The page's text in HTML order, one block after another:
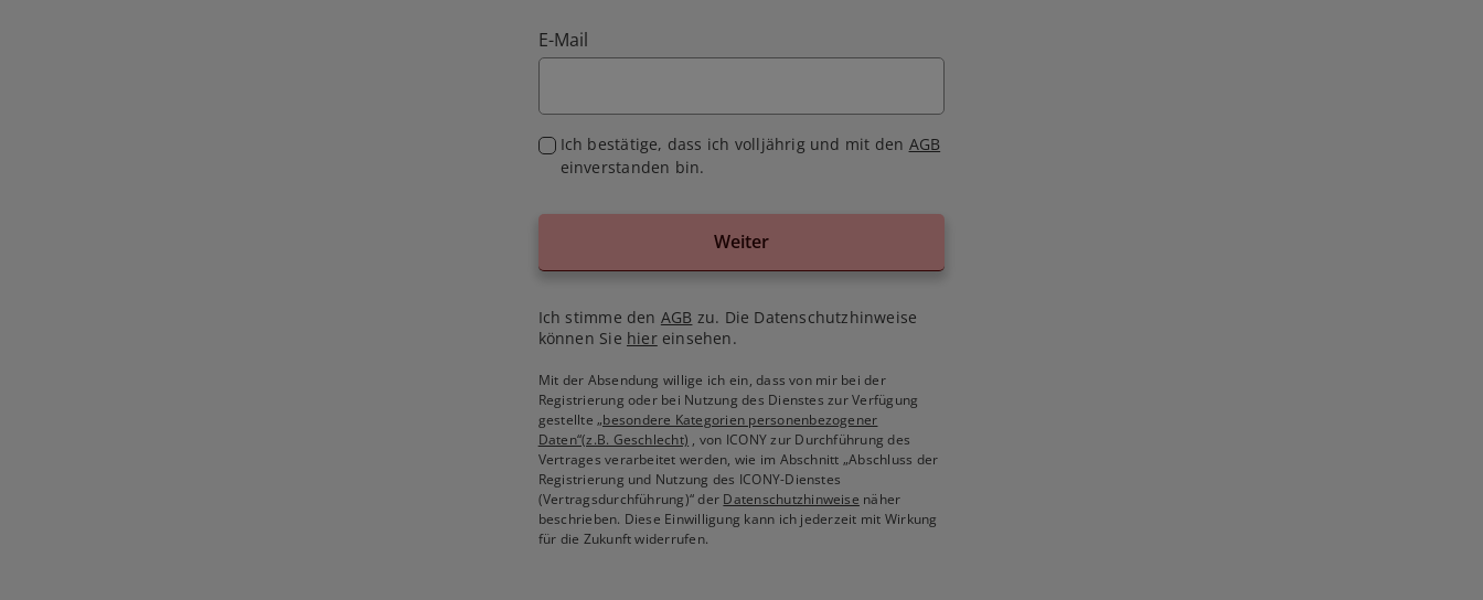
E-Mail
Ich bestätige, dass ich volljährig und mit den AGB
einverstanden bin.
Weiter
Ich stimme den AGB zu. Die Datenschutzhinweise
können Sie hiereinsehen.
Mit der Absendung willige ich ein, dass von mir bei der
Registrierung oder bei Nutzung des Dienstes zur Verfügung
gestellte„besondere Kategorien personenbezogener
Daten“(z.B. Geschlecht) , von ICONY zur Durchführung des
Vertrages verarbeitet werden, wie im Abschnitt „Abschluss der
Registrierung und Nutzung des ICONY-Dienstes
(Vertragsdurchführung)“ der Datenschutzhinweise näher
beschrieben. Diese Einwilligung kann ich jederzeit mit Wirkung
für die Zukunft widerrufen.